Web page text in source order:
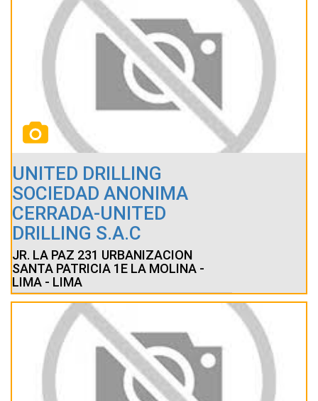
UNITED DRILLING
SOCIEDAD ANONIMA
CERRADA-UNITED
DRILLING S.A.C
JR. LA PAZ 231 URBANIZACION
SANTA PATRICIA 1E LA MOLINA -
LIMA - LIMA